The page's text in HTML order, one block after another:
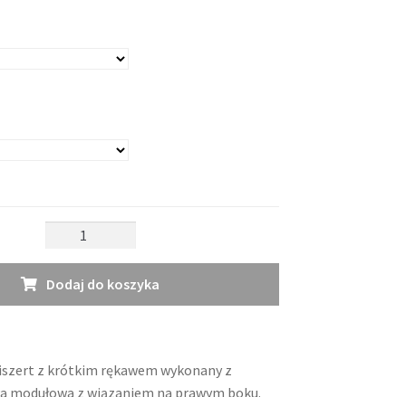
Wow
Dodaj do koszyka
z krótkim rękawem wykonany z
modułowa z wiązaniem na prawym boku.